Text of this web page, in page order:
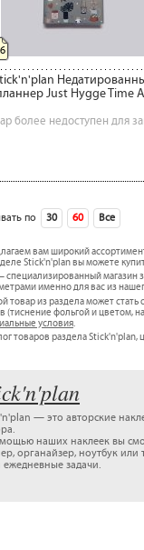
Just Hygge Time
более недоступен для
по 30 60 Все
вам широкий
Stick'n'plan вы можете
магазин
именно для вас из
товар из раздела может
(тиснение фольгой и цветом,
условия.
товаров раздела
— это авторские
наших наклеек вы
органайзер, ноутбук
ежедневные задачи.